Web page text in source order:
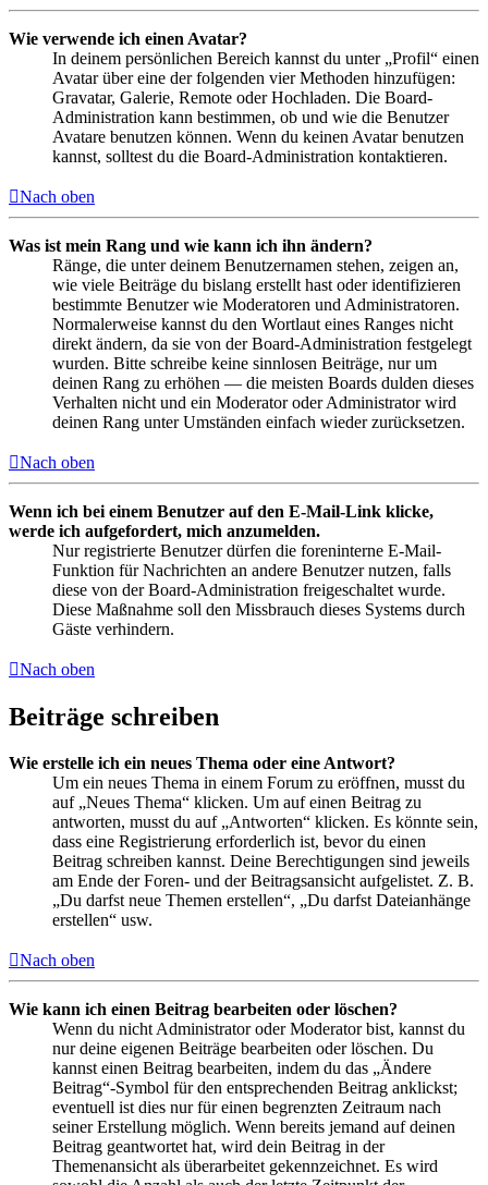
Wie verwende ich einen Avatar?
In deinem persönlichen Bereich kannst du unter „Profil“ einen
Avatar über eine der folgenden vier Methoden hinzufügen:
Gravatar, Galerie, Remote oder Hochladen. Die Board-
Administration kann bestimmen, ob und wie die Benutzer
Avatare benutzen können. Wenn du keinen Avatar benutzen
kannst, solltest du die Board-Administration kontaktieren.
Nach oben
Was ist mein Rang und wie kann ich ihn ändern?
Ränge, die unter deinem Benutzernamen stehen, zeigen an,
wie viele Beiträge du bislang erstellt hast oder identifizieren
bestimmte Benutzer wie Moderatoren und Administratoren.
Normalerweise kannst du den Wortlaut eines Ranges nicht
direkt ändern, da sie von der Board-Administration festgelegt
wurden. Bitte schreibe keine sinnlosen Beiträge, nur um
deinen Rang zu erhöhen — die meisten Boards dulden dieses
Verhalten nicht und ein Moderator oder Administrator wird
deinen Rang unter Umständen einfach wieder zurücksetzen.
Nach oben
Wenn ich bei einem Benutzer auf den E-Mail-Link klicke,
werde ich aufgefordert, mich anzumelden.
Nur registrierte Benutzer dürfen die foreninterne E-Mail-
Funktion für Nachrichten an andere Benutzer nutzen, falls
diese von der Board-Administration freigeschaltet wurde.
Diese Maßnahme soll den Missbrauch dieses Systems durch
Gäste verhindern.
Nach oben
Beiträge schreiben
Wie erstelle ich ein neues Thema oder eine Antwort?
Um ein neues Thema in einem Forum zu eröffnen, musst du
auf „Neues Thema“ klicken. Um auf einen Beitrag zu
antworten, musst du auf „Antworten“ klicken. Es könnte sein,
dass eine Registrierung erforderlich ist, bevor du einen
Beitrag schreiben kannst. Deine Berechtigungen sind jeweils
am Ende der Foren- und der Beitragsansicht aufgelistet. Z. B.
„Du darfst neue Themen erstellen“, „Du darfst Dateianhänge
erstellen“ usw.
Nach oben
Wie kann ich einen Beitrag bearbeiten oder löschen?
Wenn du nicht Administrator oder Moderator bist, kannst du
nur deine eigenen Beiträge bearbeiten oder löschen. Du
kannst einen Beitrag bearbeiten, indem du das „Ändere
Beitrag“-Symbol für den entsprechenden Beitrag anklickst;
eventuell ist dies nur für einen begrenzten Zeitraum nach
seiner Erstellung möglich. Wenn bereits jemand auf deinen
Beitrag geantwortet hat, wird dein Beitrag in der
Themenansicht als überarbeitet gekennzeichnet. Es wird